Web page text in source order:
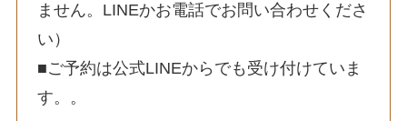
ません。LINEかお電話でお問い合わせくださ
い）
■ご予約は公式LINEからでも受け付けていま
す。。